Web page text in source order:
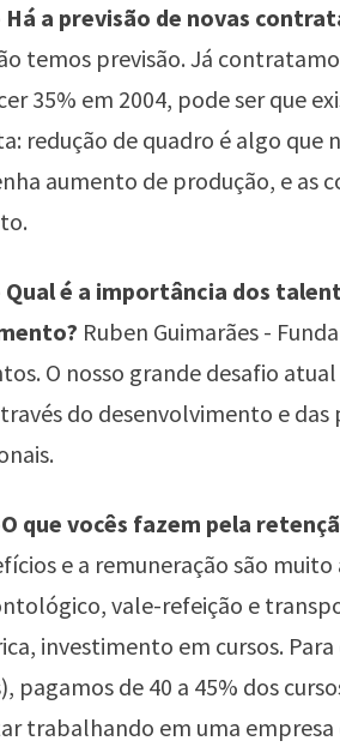
a previsão de novas
temos previsão. Já
35% em 2004, pode ser que
redução de quadro é algo que
aumento de produção, e as
é a importância dos
Ruben Guimarães -
O nosso grande desafio
do desenvolvimento e
que vocês fazem pela
e a remuneração são
vale-refeição e
investimento em cursos.
pagamos de 40 a 45% dos
trabalhando em uma